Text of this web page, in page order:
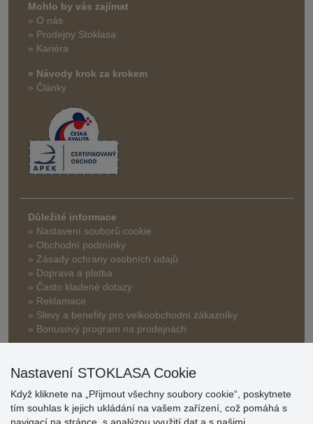
Mohlo by vás zajímat
» O nás
» Prodejny Stoklasa
» Kariéra
» Návody krok za krokem
» Články
Důležité informace
» Nastavení souborů cookie
» Obchodní podmínky
» Zásady ochrany osobních údajů
» Doprava a platba
» Často kladené dotazy
» Reklamace
» Slevy a benefity pro velkoobchodní zákazníky
» Bonusový program na prodejnách
Nastavení STOKLASA Cookie
Když kliknete na „Přijmout všechny soubory cookie“, poskytnete
tím souhlas k jejich ukládání na vašem zařízení, což pomáhá s